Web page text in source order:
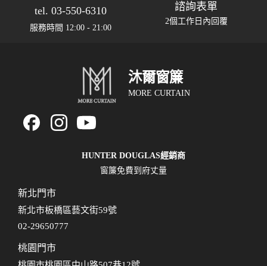
tel. 03-550-6310
服務時間 12:00 - 21:00
諮詢表單
2個工作日內回覆
沐爾窗簾
MORE CURTAIN
HUNTER DOUGLAS經銷商
窗簾免費到府丈量
新北門市
新北市板橋區藝文街59號
02-29650777
桃園門市